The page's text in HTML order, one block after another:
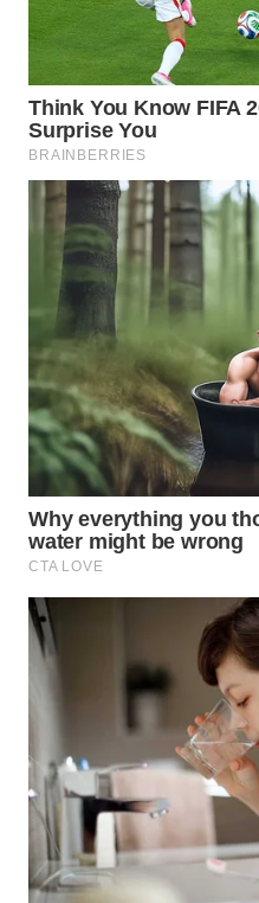
WAHANA
NEWS
WAHANA
TANI
WAHANA
ADVOKAT
WAHANA
INFRASTRUKTUR
WAHANA
KONSUMEN
WAHANA
LISTRIK
WAHANA
WAHANA
WAHANANEWS
ID
WAHANANEWS
CO ID